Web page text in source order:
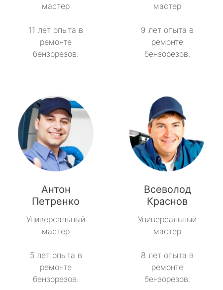
мастер
11 лет опыта в
ремонте
бензорезов.
мастер
9 лет опыта в
ремонте
бензорезов.
Антон
Петренко
Универсальный
мастер
5 лет опыта в
ремонте
бензорезов.
Всеволод
Краснов
Универсальный
мастер
8 лет опыта в
ремонте
бензорезов.